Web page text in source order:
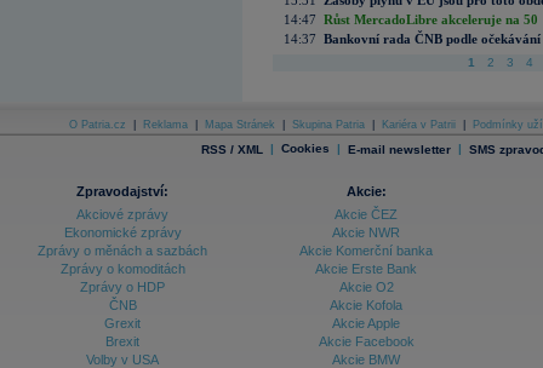
14:47 Růst MercadoLibre akceleruje na
14:37 Bankovní rada ČNB podle
1 2 3 4
O Patria.cz Reklama Mapa Stránek Skupina Patria Kariéra v Patrii Podmínky
RSS / XML | Cookies | E-mail newsletter | SMS
Zpravodajství:
Akciové zprávy
Ekonomické zprávy
Zprávy o měnách a sazbách
Zprávy o komoditách
Zprávy o HDP
ČNB
Grexit
Brexit
Volby v USA
Akcie:
Akcie ČEZ
Akcie NWR
Akcie Komerční banka
Akcie Erste Bank
Akcie O2
Akcie Kofola
Akcie Apple
Akcie Facebook
Akcie BMW